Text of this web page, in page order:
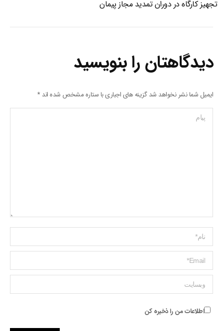
تجهیز کارگاه در دوران تمدید مجاز پیمان
دیدگاهتان را بنویسید
ایمیل شما نشر نخواهد شد گزینه های اجباری با ستاره مشخص شده اند*
پیام
Name *
ایمیل *
وبسایت
اطلاعات من را ذخیره کن